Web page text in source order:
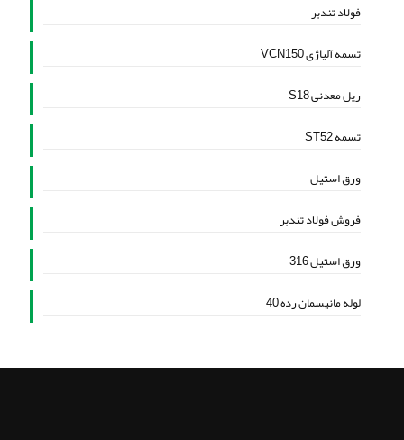
فولاد تندبر
تسمه آلیاژی VCN150
ریل معدنی S18
تسمه ST52
ورق استیل
فروش فولاد تندبر
ورق استیل 316
لوله مانیسمان رده 40